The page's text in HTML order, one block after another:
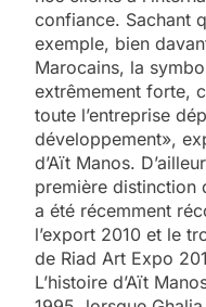
confiance. Sachant
exemple, bien
Marocains, la
extrêmement forte,
toute l’entreprise
développement»,
d’Aït Manos.
première distinction
a été récemment
l’export 2010 et le
de Riad Art Expo
L’histoire d’Aït